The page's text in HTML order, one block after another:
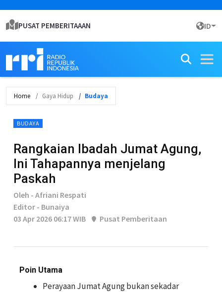
PUSAT PEMBERITAAAN ID
Home Gaya Hidup Budaya
BUDAYA
Rangkaian Ibadah Jumat Agung,
Ini Tahapannya menjelang
Paskah
Oleh - Afriani Respati
Editor - Bunaiya
03 Apr 2026 06:17 WIB
Pusat Pemberitaan
Poin Utama
Perayaan Jumat Agung bukan sekadar